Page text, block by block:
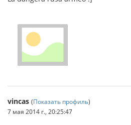
vincas (Показать профиль)
7 мая 2014 г., 20:25:47